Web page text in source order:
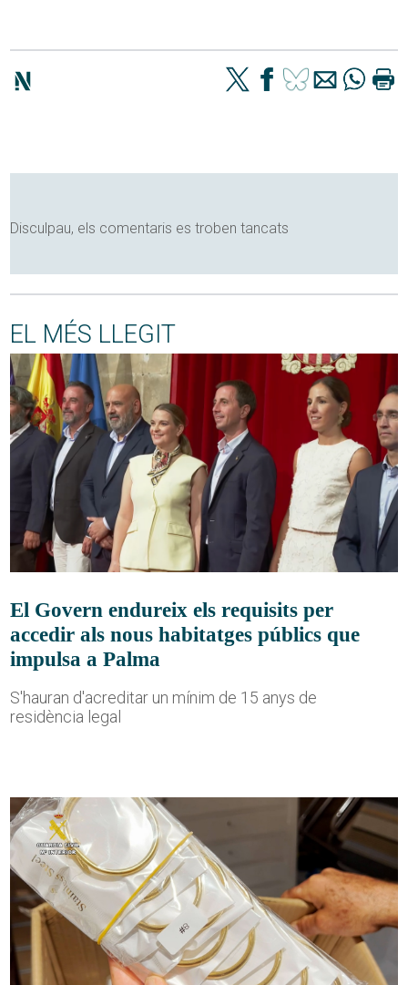
Disculpau, els comentaris es troben tancats
EL MÉS LLEGIT
El Govern endureix els requisits per
accedir als nous habitatges públics que
impulsa a Palma
S'hauran d'acreditar un mínim de 15 anys de
residència legal